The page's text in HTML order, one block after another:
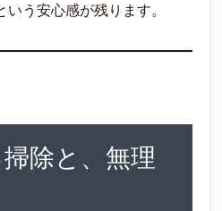
いう安心感が残ります。
除と、無理